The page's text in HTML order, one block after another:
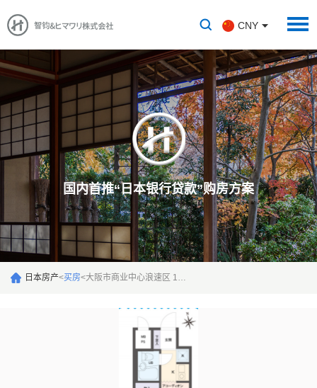
CNY
国内首推“日本银行贷款”购房方案
日本房产<买房< 大阪市商业中心浪速区 1居室投资公寓